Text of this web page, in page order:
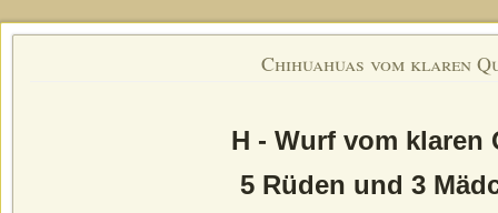
Chihuahuas vom klaren
H - Wurf vom klaren
5 Rüden und 3